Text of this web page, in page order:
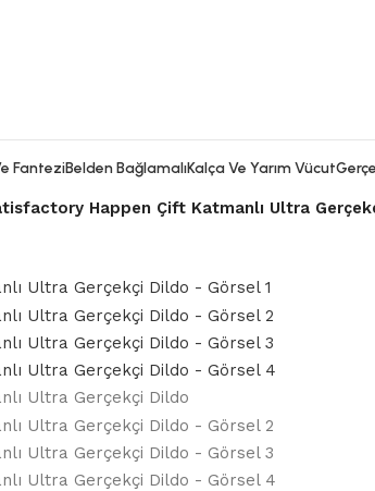
FanteziBelden BağlamalıKalça Ve Yarım Vücut
Happen Çift Katmanlı Ultra